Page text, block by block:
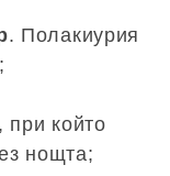
. Полакиурия
при който
нощта;